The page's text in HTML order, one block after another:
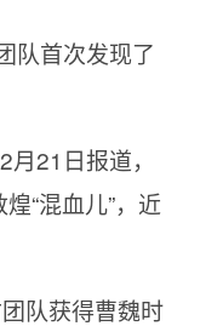
队首次发现了
21日报道，
“混血儿”，近
队获得曹魏时